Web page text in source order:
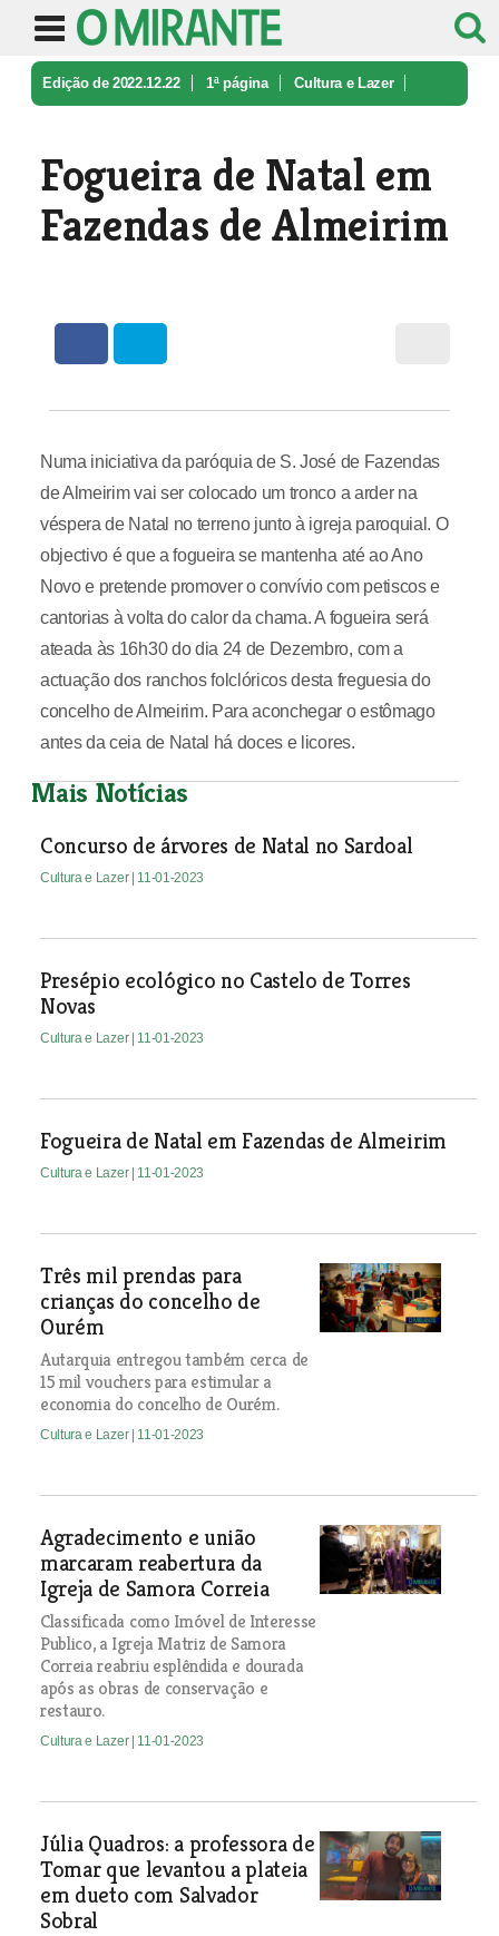
Edição de 2022.12.22 1ª página Cultura e Lazer
Fogueira de Natal em
Fazendas de Almeirim
Numa iniciativa da paróquia de S. José de Fazendas
de Almeirim vai ser colocado um tronco a arder na
véspera de Natal no terreno junto à igreja paroquial. O
objectivo é que a fogueira se mantenha até ao Ano
Novo e pretende promover o convívio com petiscos e
cantorias à volta do calor da chama. A fogueira será
ateada às 16h30 do dia 24 de Dezembro, com a
actuação dos ranchos folclóricos desta freguesia do
concelho de Almeirim. Para aconchegar o estômago
antes da ceia de Natal há doces e licores.
Mais Notícias
Concurso de árvores de Natal no Sardoal
Cultura e Lazer | 11-01-2023
Presépio ecológico no Castelo de Torres
Novas
Cultura e Lazer | 11-01-2023
Fogueira de Natal em Fazendas de Almeirim
Cultura e Lazer | 11-01-2023
Três mil prendas para
crianças do concelho de
Ourém
Autarquia entregou também cerca de
15 mil vouchers para estimular a
economia do concelho de Ourém.
Cultura e Lazer | 11-01-2023
Agradecimento e união
marcaram reabertura da
Igreja de Samora Correia
Classificada como Imóvel de Interesse
Publico, a Igreja Matriz de Samora
Correia reabriu esplêndida e dourada
após as obras de conservação e
restauro.
Cultura e Lazer | 11-01-2023
Júlia Quadros: a professora de
Tomar que levantou a plateia
em dueto com Salvador
Sobral